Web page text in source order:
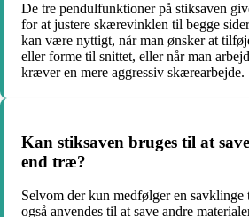
De tre pendulfunktioner på stiksaven
for at justere skærevinklen til begge
kan være nyttigt, når man ønsker at
eller forme til snittet, eller når man
kræver en mere aggressiv skærearbejde.
Kan stiksaven bruges til at
end træ?
Selvom der kun medfølger en
også anvendes til at save andre